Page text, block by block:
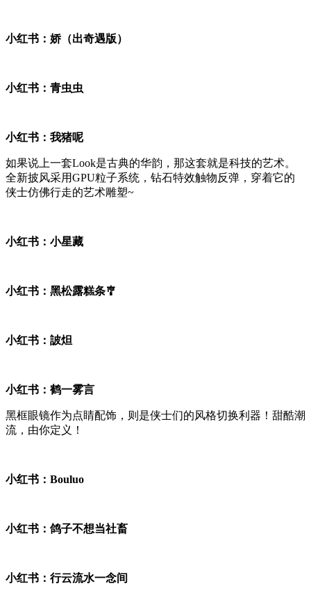
小红书：娇（出奇遇版）
小红书：青虫虫
小红书：我猪呢
如果说上一套Look是古典的华韵，那这套就是科技的艺术。
全新披风采用GPU粒子系统，钻石特效触物反弹，穿着它的
侠士仿佛行走的艺术雕塑~
小红书：小星藏
小红书：黑松露糕条🎐
小红书：詖炟
小红书：鹤一雾言
黑框眼镜作为点睛配饰，则是侠士们的风格切换利器！甜酷潮
流，由你定义！
小红书：Bouluo
小红书：鸽子不想当社畜
小红书：行云流水一念间